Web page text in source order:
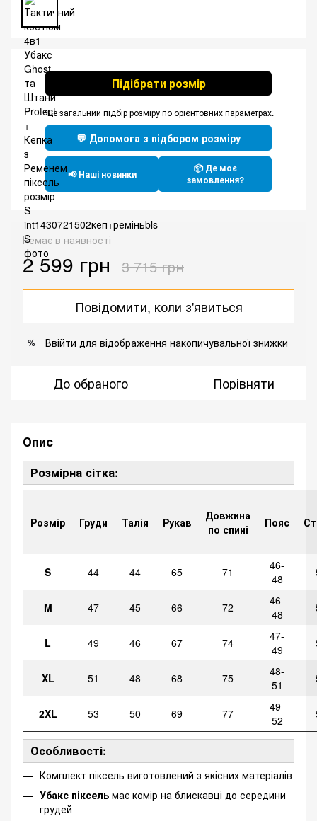
Підібрати розмір
*Це загальний підбір розміру по орієнтовних параметрах.
💬 Допомога з підбором розміру
📢 Наші новинки
📦 Де моє
замовлення?
Немає в наявності
2 599 грн 3 715 грн
Повідомити, коли з'явиться
% Ввійти для відображення накопичувальної знижки
До обраного Порівняти
Опис
Розмірна сітка:
Розмір Груди Талія Рукав
Довжина
по спині
Пояс
S 44 44 65 71
46-
48
M 47 45 66 72
46-
48
L 49 46 67 74
47-
49
XL 51 48 68 75
48-
51
2XL 53 50 69 77
49-
52
Особливості:
Комплект піксель виготовлений з якісних матеріалів
Убакс піксель має комір на блискавці до середини
грудей